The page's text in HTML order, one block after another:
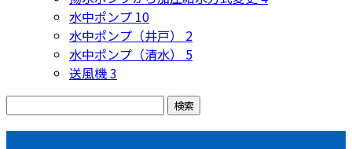
水中ポンプ 10
水中ポンプ（井戸） 2
水中ポンプ（清水） 5
送風機3